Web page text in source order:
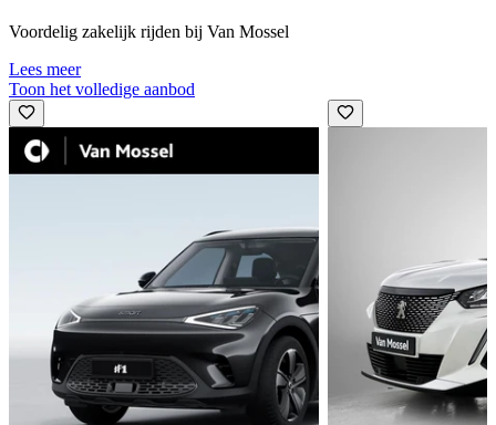
Voordelig zakelijk rijden bij Van Mossel
Lees meer
Toon het volledige aanbod